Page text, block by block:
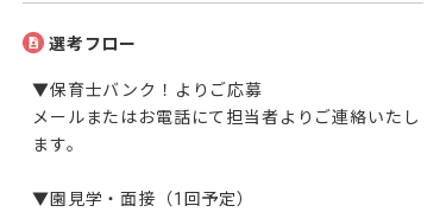
選考フロー
▼保育士バンク！よりご応募
メールまたはお電話にて担当者よりご連絡いたし
ます。
▼園見学・面接（1回予定）